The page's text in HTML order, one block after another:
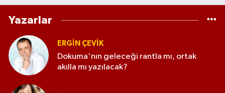
Yazarlar
ERGIN ÇEVİK
Dokuma'nın geleceği rantla mı, ortak
akılla mı yazılacak?